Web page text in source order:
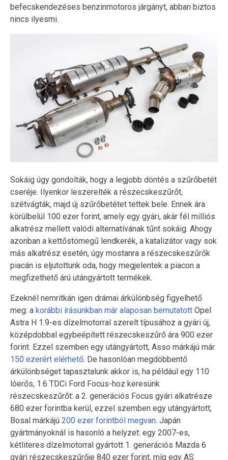
befecskendezéses benzinmotoros járgányt, abban biztos
nincs ilyesmi.
Sokáig úgy gondolták, hogy a legjobb döntés a szűrőbetét
cseréje. Ilyenkor leszerelték a részecskeszűrőt,
szétvágták, majd új szűrőbetétet tettek bele. Ennek ára
körülbelül 100 ezer forint, amely egy gyári, akár fél milliós
alkatrész mellett valódi alternatívának tűnt sokáig. Ahogy
azonban a kettőstömegű lendkerék, a katalizátor vagy sok
más alkatrész esetén, úgy mostanra a részecskeszűrők
piacán is eljutottunk oda, hogy megjelentek a piacon a
megfizethető árú utángyártott termékek.
Ezeknél nemritkán igen drámai árkülönbség figyelhető
meg: a korábbi írásunkban már alaposan bemutatott Opel
Astra H 1.9-es dízelmotorral szerelt típusához a gyári új,
középdobbal egybeépített részecskeszűrő ára 900 ezer
forint. Ezzel szemben egy utángyártott, Asso márkájú már
150 ezerért elérhető. De hasonlóan megdöbbentő
árkülönbséget tapasztalunk akkor is, ha például egy 110
lóerős, 1.6 TDCi Ford Focus-hoz keresünk
részecskeszűrőt: a 2. generációs Focus gyári alkatrésze
680 ezer forintba kerül, ezzel szemben egy utángyártott,
Bosal márkájú 200 ezer forintból megvan. Japán
gyártmányoknál is hasonló a helyzet: egy 2007-es,
kétliteres dízelmotorral gyártott 1. generációs Mazda 6
gyári részecskeszűrője 840 ezer forint, míg egy AS